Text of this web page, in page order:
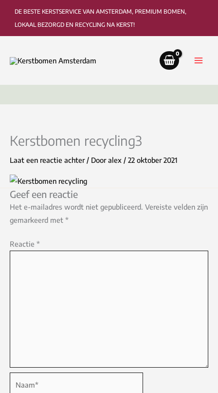
DE BESTE KERSTSERVICE VAN AMSTERDAM, PREMIUM BOMEN,
LOKAAL BEZORGD EN RECYCLING NA KERST!
Kerstbomen recycling3
Laat een reactie achter / Dooralex / 22 oktober 2021
Geef een reactie
Het e-mailadres wordt niet gepubliceerd. Vereiste velden zijn
gemarkeerd met *
Reactie *